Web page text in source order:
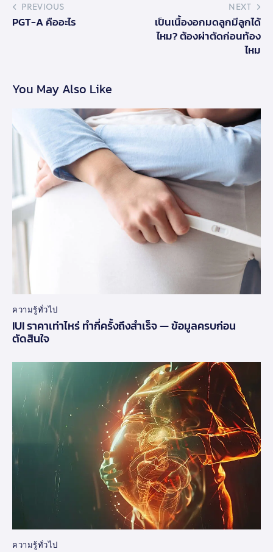
PREVIOUS
PGT-A คืออะไร
NEXT
เป็นเนื้องอกมดลูกมีลูกได้
ไหม? ต้องผ่าตัดก่อนท้อง
ไหม
You May Also Like
ความรู้ทั่วไป
IUI ราคาเท่าไหร่ ทำกี่ครั้งถึงสำเร็จ — ข้อมูลครบก่อน
ตัดสินใจ
ความรู้ทั่วไป